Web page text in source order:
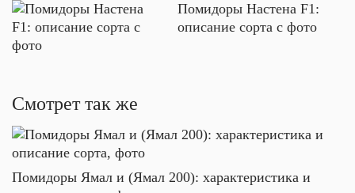
Помидоры Настена F1:
описание сорта с фото
Смотрет так же
Помидоры Ямал и (Ямал 200): характеристика и